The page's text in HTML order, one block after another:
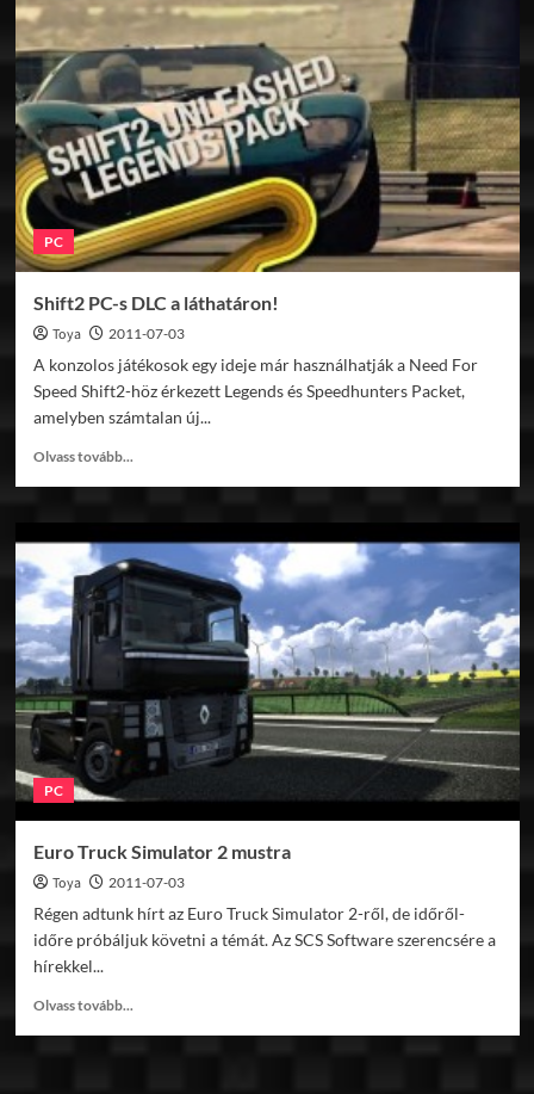
az
iRacing
tartalom
PC
Shift2 PC-s DLC a láthatáron!
Toya 2011-07-03
A konzolos játékosok egy ideje már használhatják a Need For
Speed Shift2-höz érkezett Legends és Speedhunters Packet,
amelyben számtalan új...
Olvass tovább...
Shift2
PC-
s
DLC
láthatáron!
PC
Euro Truck Simulator 2 mustra
Toya 2011-07-03
Régen adtunk hírt az Euro Truck Simulator 2-ről, de időről-
időre próbáljuk követni a témát. Az SCS Software szerencsére a
hírekkel...
Olvass tovább...